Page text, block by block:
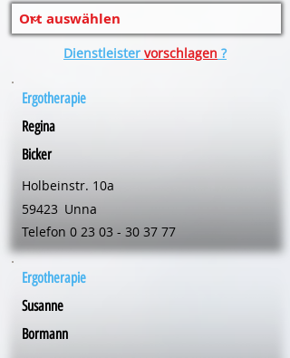
Dienstleister vorschlagen ?
Ergotherapie
Regina
Bicker
Holbeinstr. 10a
59423 Unna
Telefon 0 23 03 - 30 37 77
Ergotherapie
Susanne
Bormann